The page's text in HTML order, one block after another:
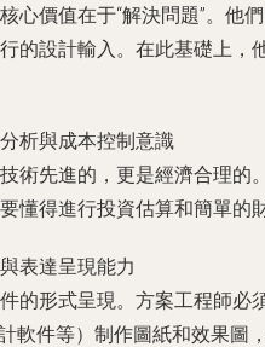
心價值在于“解決問題”。他
的設計輸入。在此基礎上
析與成本控制意識
術先進的，更是經濟合理
懂得進行投資估算和簡單的
表達呈現能力
的形式呈現。方案工程師必
軟件等）制作圖紙和效果圖